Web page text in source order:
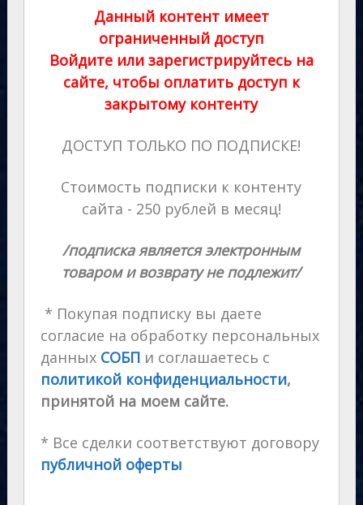
Данный контент имеет
ограниченный доступ
Войдите или зарегистрируйтесь на
сайте, чтобы оплатить доступ к
закрытому контенту
ДОСТУП ТОЛЬКО ПО ПОДПИСКЕ!
Стоимость подписки к контенту
сайта - 250 рублей в месяц!
/подписка является электронным
товаром и возврату не подлежит/
* Покупая подписку вы даете
согласие на обработку персональных
данных СОБП и соглашаетесь с
политикой конфиденциальности,
принятой на моем сайте.
* Все сделки соответствуют договору
публичной оферты